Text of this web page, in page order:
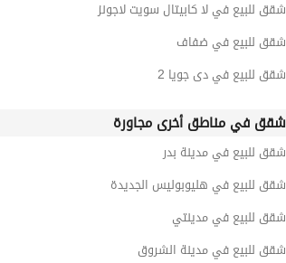
شقق للبيع في لا كابيتال سويت لاجونز
شقق للبيع في ضفاف
شقق للبيع في دى جويا 2
شقق في مناطق أخرى مجاورة
شقق للبيع في مدينة بدر
شقق للبيع في هليوبوليس الجديدة
شقق للبيع في مدينتي
شقق للبيع في مدينة الشروق